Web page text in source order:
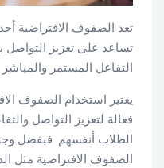
تعد الصفوف الافتراضية
تساعد على تعزيز
التفاعل المستمر والمباشر
يعتبر استخدام الصفوف
فعالة لتعزيز التواصل
الطلاب أنفسهم. فبفضل
الصفوف الافتراضية مثل